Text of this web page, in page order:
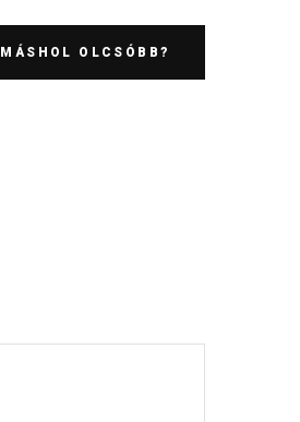
MÁSHOL OLCSÓBB?